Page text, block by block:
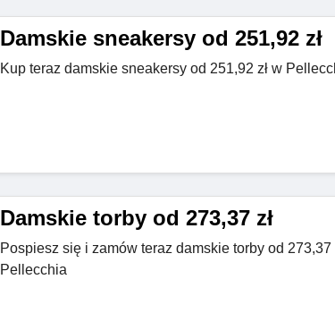
Damskie sneakersy od 251,92 zł
Kup teraz damskie sneakersy od 251,92 zł w
Damskie torby od 273,37 zł
Pospiesz się i zamów teraz damskie torby od 273,37
Pellecchia